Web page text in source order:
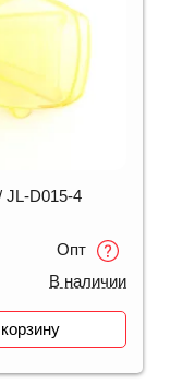
D015-4
Опт
В наличии